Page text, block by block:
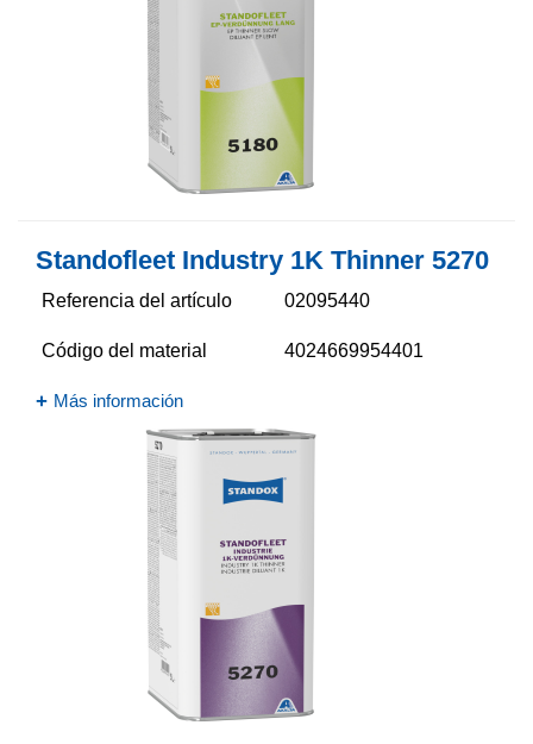
Standofleet Industry 1K Thinner 5270​
Referencia del artículo 02095440
Código del material 4024669954401
Más información